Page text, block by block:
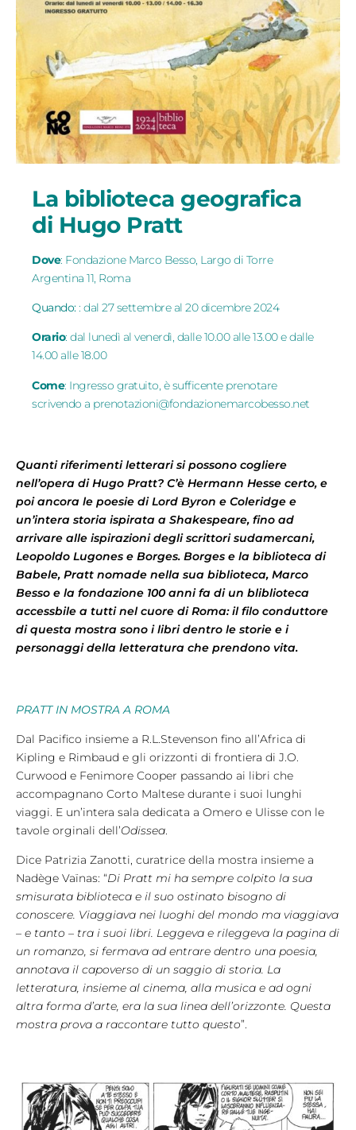
La biblioteca geografica
di Hugo Pratt
Dove: Fondazione Marco Besso, Largo di Torre
Argentina 11, Roma
Quando: : dal 27 settembre al 20 dicembre 2024
Orario: dal lunedì al venerdì, dalle 10.00 alle 13.00 e dalle
14.00 alle 18.00
Come: Ingresso gratuito, è sufficente prenotare
scrivendo a prenotazioni@fondazionemarcobesso.net
Quanti riferimenti letterari si possono cogliere
nell’opera di Hugo Pratt? C’è Hermann Hesse certo, e
poi ancora le poesie di Lord Byron e Coleridge e
un’intera storia ispirata a Shakespeare, fino ad
arrivare alle ispirazioni degli scrittori sudamercani,
Leopoldo Lugones e Borges. Borges e la biblioteca di
Babele, Pratt nomade nella sua biblioteca, Marco
Besso e la fondazione 100 anni fa di un bliblioteca
accessbile a tutti nel cuore di Roma: il filo conduttore
di questa mostra sono i libri dentro le storie e i
personaggi della letteratura che prendono vita.
PRATT IN MOSTRA A ROMA
Dal Pacifico insieme a R.L.Stevenson fino all’Africa di
Kipling e Rimbaud e gli orizzonti di frontiera di J.O.
Curwood e Fenimore Cooper passando ai libri che
accompagnano Corto Maltese durante i suoi lunghi
viaggi. E un’intera sala dedicata a Omero e Ulisse con le
tavole orginali dell’Odissea.
Dice Patrizia Zanotti, curatrice della mostra insieme a
Nadège Vaïnas: “Di Pratt mi ha sempre colpito la sua
smisurata biblioteca e il suo ostinato bisogno di
conoscere. Viaggiava nei luoghi del mondo ma viaggiava
– e tanto – tra i suoi libri. Leggeva e rileggeva la pagina di
un romanzo, si fermava ad entrare dentro una poesia,
annotava il capoverso di un saggio di storia. La
letteratura, insieme al cinema, alla musica e ad ogni
altra forma d’arte, era la sua linea dell’orizzonte. Questa
mostra prova a raccontare tutto questo”.